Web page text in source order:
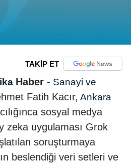
TAKİP ET
Haber - Sanayi ve
Fatih Kacır, Ankara
sosyal medya
zeka uygulaması Grok
soruşturmaya
beslendiği veri setleri ve